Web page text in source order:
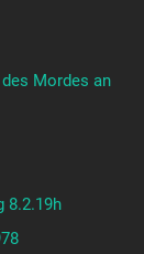
Mordes an
8.2.19h